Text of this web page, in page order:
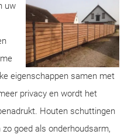
uw
eigenschappen samen met
privacy en wordt het
Houten schuttingen
goed als onderhoudsarm,